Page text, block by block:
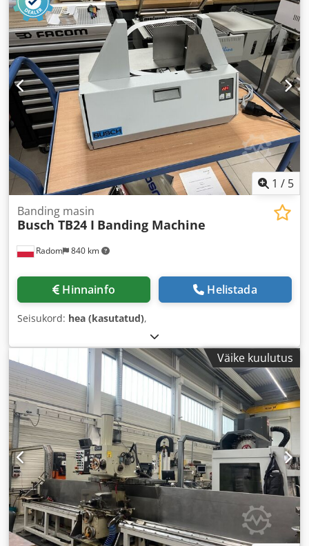
1 / 5
Radom 840 km
Banding masin
Busch TB24 I Banding Machine
Hinnainfo Helistada
Seisukord: hea (kasutatud),
Väike kuulutus